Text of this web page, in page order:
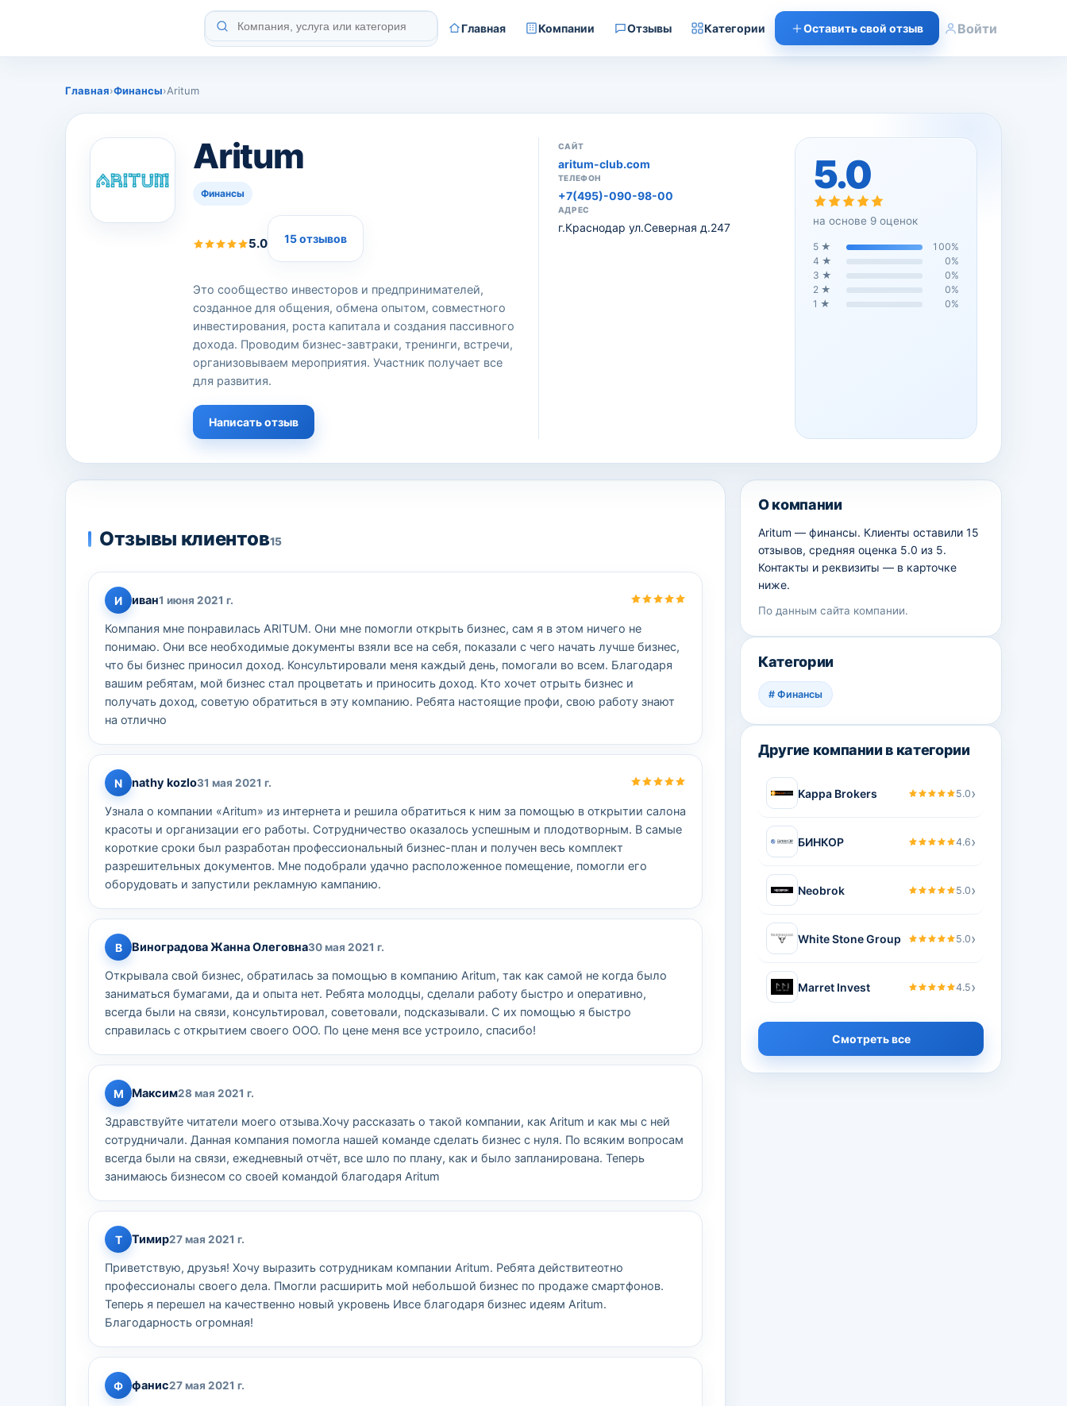
Главная Компании Отзывы Категории Оставить свой отзыв Войти
Главная›Финансы›Aritum
Aritum
Финансы
5.0 15 отзывов
Это сообщество инвесторов и предпринимателей,
созданное для общения, обмена опытом, совместного
инвестирования, роста капитала и создания пассивного
дохода. Проводим бизнес-завтраки, тренинги, встречи,
организовываем мероприятия. Участник получает все
для развития.
Написать отзыв
САЙТ
aritum-club.com
ТЕЛЕФОН
+7(495)-090-98-00
АДРЕС
г.Краснодар ул.Северная д.247
5.0
на основе 9 оценок
5★ 100%
4 ★ 0%
3 ★ 0%
2★ 0%
1 ★ 0%
Отзывы клиентов15
И иван1 июня 2021 г.
Компания мне понравилась ARITUM. Они мне помогли открыть бизнес, сам я в этом ничего не
понимаю. Они все необходимые документы взяли все на себя, показали с чего начать лучше бизнес,
что бы бизнес приносил доход. Консультировали меня каждый день, помогали во всем. Благодаря
вашим ребятам, мой бизнес стал процветать и приносить доход. Кто хочет отрыть бизнес и
получать доход, советую обратиться в эту компанию. Ребята настоящие профи, свою работу знают
на отлично
N nathy kozlo31 мая 2021 г.
Узнала о компании «Aritum» из интернета и решила обратиться к ним за помощью в открытии салона
красоты и организации его работы. Сотрудничество оказалось успешным и плодотворным. В самые
короткие сроки был разработан профессиональный бизнес-план и получен весь комплект
разрешительных документов. Мне подобрали удачно расположенное помещение, помогли его
оборудовать и запустили рекламную кампанию.
В Виноградова Жанна Олеговна30 мая 2021 г.
Открывала свой бизнес, обратилась за помощью в компанию Aritum, так как самой не когда было
заниматься бумагами, да и опыта нет. Ребята молодцы, сделали работу быстро и оперативно,
всегда были на связи, консультировал, советовали, подсказывали. С их помощью я быстро
справилась с открытием своего ООО. По цене меня все устроило, спасибо!
М Максим28 мая 2021 г.
Здравствуйте читатели моего отзыва.Хочу рассказать о такой компании, как Aritum и как мы с ней
сотрудничали. Данная компания помогла нашей команде сделать бизнес с нуля. По всяким вопросам
всегда были на связи, ежедневный отчёт, все шло по плану, как и было запланирована. Теперь
занимаюсь бизнесом со своей командой благодаря Aritum
Т Тимир27 мая 2021 г.
Приветствую, друзья! Хочу выразить сотрудникам компании Aritum. Ребята действитеотно
профессионалы своего дела. Пмогли расширить мой небольшой бизнес по продаже смартфонов.
Теперь я перешел на качественно новый укровень Ивсе благодаря бизнес идеям Aritum.
Благодарность огромная!
Ф фанис27 мая 2021 г.
О компании
Aritum — финансы. Клиенты оставили 15
отзывов, средняя оценка 5.0 из 5.
Контакты и реквизиты — в карточке
ниже.
По данным сайта компании.
Категории
# Финансы
Другие компании в категории
Kappa Brokers 5.0›
БИНКОР 4.6›
Neobrok 5.0›
White Stone Group 5.0›
Marret Invest 4.5›
Смотреть все